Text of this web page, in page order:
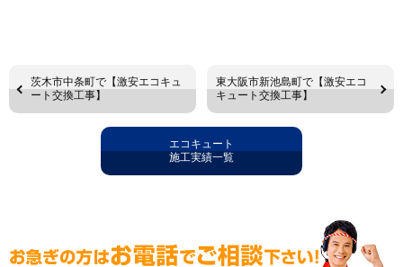
茨木市中条町で【激安エコキュ
ート交換工事】
東大阪市新池島町で【激安エコ
キュート交換工事】
エコキュート
施工実績一覧